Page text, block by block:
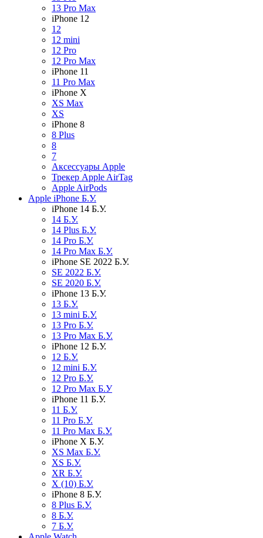
13 Pro Max
iPhone 12
12
12 mini
12 Pro
12 Pro Max
iPhone 11
11 Pro Max
iPhone X
XS Max
XS
iPhone 8
8 Plus
8
7
Аксессуары Apple
Трекер Apple AirTag
Apple AirPods
Apple iPhone Б.У.
iPhone 14 Б.У.
14 Б.У.
14 Plus Б.У.
14 Pro Б.У.
14 Pro Max Б.У.
iPhone SE 2022 Б.У.
SE 2022 Б.У.
SE 2020 Б.У.
iPhone 13 Б.У.
13 Б.У.
13 mini Б.У.
13 Pro Б.У.
13 Pro Max Б.У.
iPhone 12 Б.У.
12 Б.У.
12 mini Б.У.
12 Pro Б.У.
12 Pro Max Б.У
iPhone 11 Б.У.
11 Б.У.
11 Pro Б.У.
11 Pro Max Б.У.
iPhone X Б.У.
XS Max Б.У.
XS Б.У.
XR Б.У.
X (10) Б.У.
iPhone 8 Б.У.
8 Plus Б.У.
8 Б.У.
7 Б.У.